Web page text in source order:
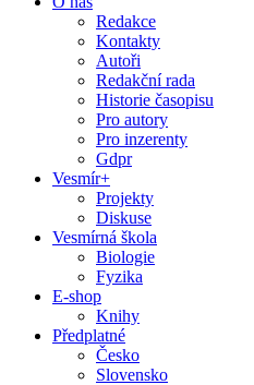
Redakce
Kontakty
Autoři
Redakční rada
Historie časopisu
Pro autory
Pro inzerenty
Gdpr
Vesmír+
Projekty
Diskuse
Vesmírná škola
Biologie
Fyzika
E-shop
Knihy
Předplatné
Česko
Slovensko